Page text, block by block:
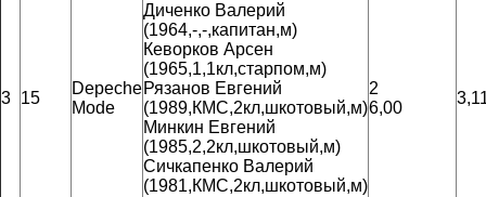
3 15
Depeche
Mode
Диченко Валерий
(1964,-,-,капитан,м)
Кеворков Арсен
(1965,1,1кл,старпом,м)
Рязанов Евгений
(1989,КМС,2кл,шкотовый,м)
Минкин Евгений
(1985,2,2кл,шкотовый,м)
Сичкапенко Валерий
(1981,КМС,2кл,шкотовый,м)
2
6,00